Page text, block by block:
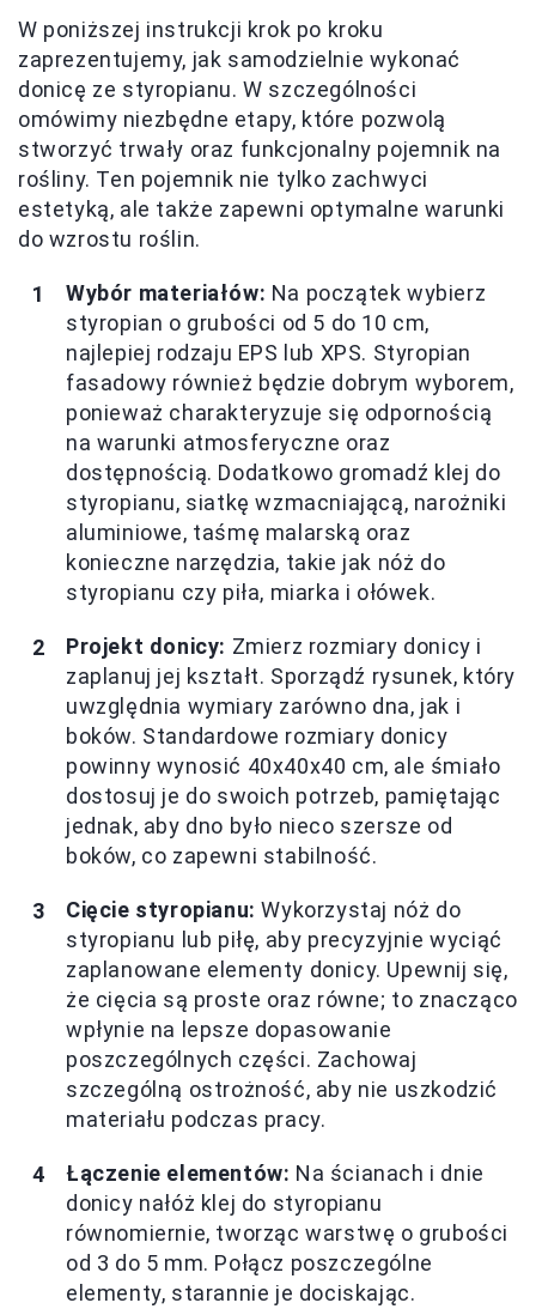
W poniższej instrukcji krok po kroku
zaprezentujemy, jak samodzielnie wykonać
donicę ze styropianu. W szczególności
omówimy niezbędne etapy, które pozwolą
stworzyć trwały oraz funkcjonalny pojemnik na
rośliny. Ten pojemnik nie tylko zachwyci
estetyką, ale także zapewni optymalne warunki
do wzrostu roślin.
Wybór materiałów: Na początek wybierz
styropian o grubości od 5 do 10 cm,
najlepiej rodzaju EPS lub XPS. Styropian
fasadowy również będzie dobrym wyborem,
ponieważ charakteryzuje się odpornością
na warunki atmosferyczne oraz
dostępnością. Dodatkowo gromadź klej do
styropianu, siatkę wzmacniającą, narożniki
aluminiowe, taśmę malarską oraz
konieczne narzędzia, takie jak nóż do
styropianu czy piła, miarka i ołówek.
Projekt donicy: Zmierz rozmiary donicy i
zaplanuj jej kształt. Sporządź rysunek, który
uwzględnia wymiary zarówno dna, jak i
boków. Standardowe rozmiary donicy
powinny wynosić 40x40x40 cm, ale śmiało
dostosuj je do swoich potrzeb, pamiętając
jednak, aby dno było nieco szersze od
boków, co zapewni stabilność.
Cięcie styropianu: Wykorzystaj nóż do
styropianu lub piłę, aby precyzyjnie wyciąć
zaplanowane elementy donicy. Upewnij się,
że cięcia są proste oraz równe; to znacząco
wpłynie na lepsze dopasowanie
poszczególnych części. Zachowaj
szczególną ostrożność, aby nie uszkodzić
materiału podczas pracy.
Łączenie elementów: Na ścianach i dnie
donicy nałóż klej do styropianu
równomiernie, tworząc warstwę o grubości
od 3 do 5 mm. Połącz poszczególne
elementy, starannie je dociskając.